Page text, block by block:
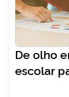
Autor: Gênios ,
De olho
escolar